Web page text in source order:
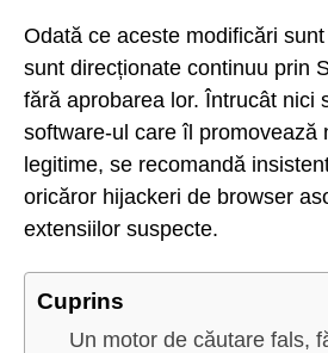
Odată ce aceste modificări
sunt direcționate continuu prin
fără aprobarea lor. Întrucât nici
software-ul care îl promovează
legitime, se recomandă
oricăror hijackeri de browser
extensiilor suspecte.
Cuprins
Un motor de căutare fals,